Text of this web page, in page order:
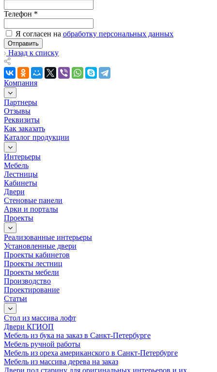
Телефон *
Я согласен на обработку персональных данных
Отправить
Назад к списку
Компания
Партнеры
Отзывы
Реквизиты
Как заказать
Каталог продукции
Интерьеры
Мебель
Лестницы
Кабинеты
Двери
Стеновые панели
Арки и порталы
Проекты
Реализованные интерьеры
Установленные двери
Проекты кабинетов
Проекты лестниц
Проекты мебели
Производство
Проектирование
Статьи
Стол из массива лофт
Двери КГИОП
Мебель из бука на заказ в Санкт-Петербурге
Мебель ручной работы
Мебель из ореха американского в Санкт-Петербурге
Мебель из массива дерева на заказ